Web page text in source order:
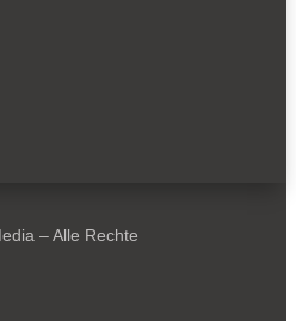
– Alle Rechte